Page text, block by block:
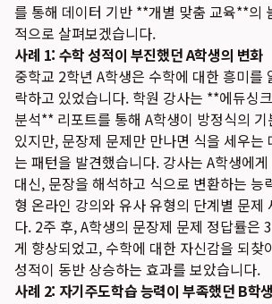
를 통해 데이터 기반 **개별 맞춤 교육**의
적으로 살펴보겠습니다.
사례 1: 수학 성적이 부진했던 A학생의 변화
중학교 2학년 A학생은 수학에 대한 흥미를
락하고 있었습니다. 학원 강사는 **에듀싱
분석** 리포트를 통해 A학생이 방정식의
있지만, 문장제 문제만 만나면 식을 세우는
는 패턴을 발견했습니다. 강사는 A학생에
대신, 문장을 해석하고 식으로 변환하는 능
형 온라인 강의와 유사 유형의 단계별 문제
다. 2주 후, A학생의 문장제 문제 정답률은
게 향상되었고, 수학에 대한 자신감을 되찾
성적이 동반 상승하는 효과를 보았습니다.
사례 2: 자기주도학습 능력이 부족했던 B학